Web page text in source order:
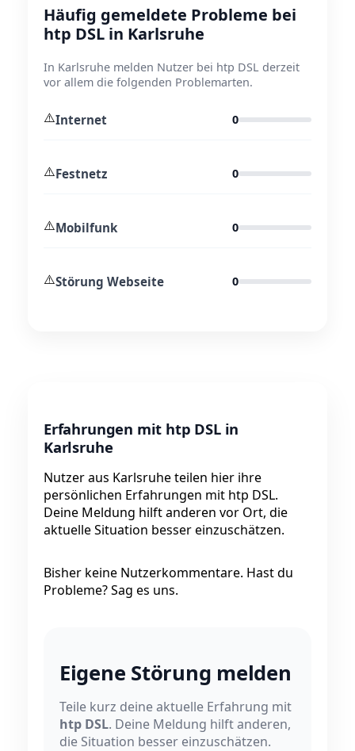
Häufig gemeldete Probleme bei
htp DSL in Karlsruhe
In Karlsruhe melden Nutzer bei htp DSL derzeit
vor allem die folgenden Problemarten.
⚠️Internet 0
⚠️Festnetz 0
⚠️Mobilfunk 0
⚠️Störung Webseite 0
Erfahrungen mit htp DSL in
Karlsruhe
Nutzer aus Karlsruhe teilen hier ihre
persönlichen Erfahrungen mit htp DSL.
Deine Meldung hilft anderen vor Ort, die
aktuelle Situation besser einzuschätzen.
Bisher keine Nutzerkommentare. Hast du
Probleme? Sag es uns.
Eigene Störung melden
Teile kurz deine aktuelle Erfahrung mit
htp DSL. Deine Meldung hilft anderen,
die Situation besser einzuschätzen.